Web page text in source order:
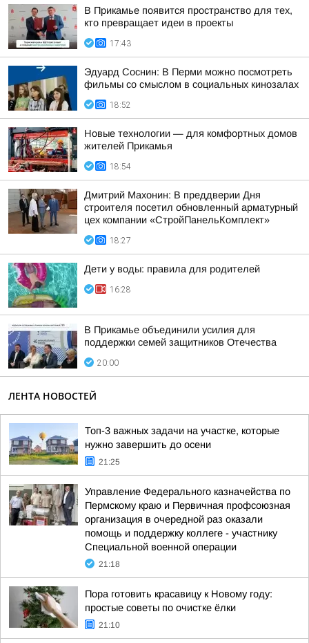
В Прикамье появится пространство для тех,
кто превращает идеи в проекты
17:43
Эдуард Соснин: В Перми можно посмотреть
фильмы со смыслом в социальных кинозалах
18:52
Новые технологии — для комфортных домов
жителей Прикамья
18:54
Дмитрий Махонин: В преддверии Дня
строителя посетил обновленный арматурный
цех компании «СтройПанельКомплект»
18:27
Дети у воды: правила для родителей
16:28
В Прикамье объединили усилия для
поддержки семей защитников Отечества
20:00
ЛЕНТА НОВОСТЕЙ
Топ-3 важных задачи на участке, которые
нужно завершить до осени
21:25
Управление Федерального казначейства по
Пермскому краю и Первичная профсоюзная
организация в очередной раз оказали
помощь и поддержку коллеге - участнику
Специальной военной операции
21:18
Пора готовить красавицу к Новому году:
простые советы по очистке ёлки
21:10